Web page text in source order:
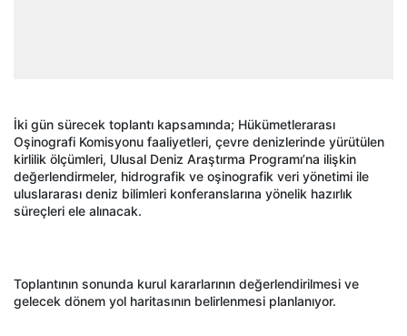
İki gün sürecek toplantı kapsamında; Hükümetlerarası
Oşinografi Komisyonu faaliyetleri, çevre denizlerinde yürütülen
kirlilik ölçümleri, Ulusal Deniz Araştırma Programı’na ilişkin
değerlendirmeler, hidrografik ve oşinografik veri yönetimi ile
uluslararası deniz bilimleri konferanslarına yönelik hazırlık
süreçleri ele alınacak.
Toplantının sonunda kurul kararlarının değerlendirilmesi ve
gelecek dönem yol haritasının belirlenmesi planlanıyor.